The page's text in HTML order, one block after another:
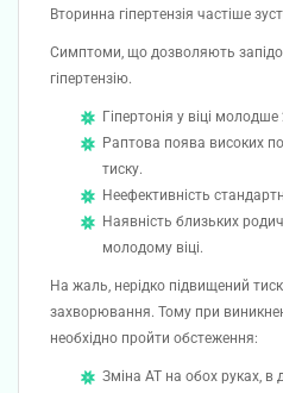
Вторинна гіпертензія частіше
Симптоми, що дозволяють
гіпертензію.
Гіпертонія у віці
Раптова поява високих
тиску.
Неефективність
Наявність близьких
молодому віці.
На жаль, нерідко підвищений
захворювання. Тому при
необхідно пройти обстеження:
Зміна АТ на обох руках, в